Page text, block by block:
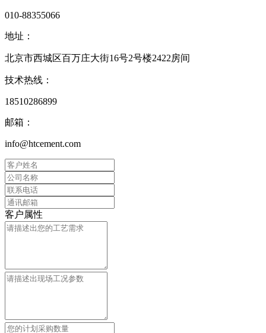
010-88355066
地址：
北京市西城区百万庄大街16号2号楼2422房间
技术热线：
18510286899
邮箱：
info@htcement.com
客户属性